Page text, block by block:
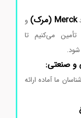
مرک) و
می‌کنیمتا
صنعتی:
ما آمادهارائه